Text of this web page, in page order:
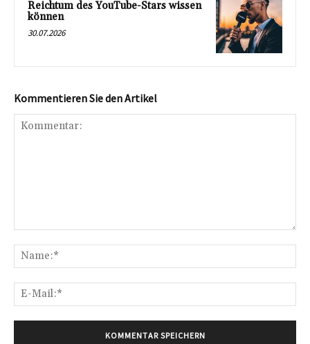
Reichtum des YouTube-Stars wissen
können
30.07.2026
Kommentieren Sie den Artikel